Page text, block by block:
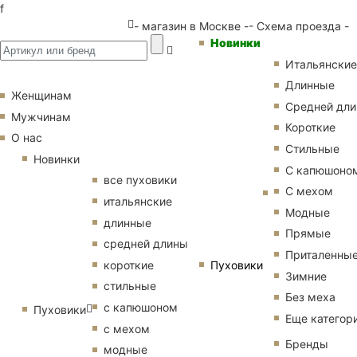
f
- магазин в Москве -- Схема проезда -
Новинки
Пуховики
Итальянские
Длинные
Средней
Короткие
Стильные
С
С мехом
Модные
Прямые
Зимние
Без меха
Еще
Бренды
Женщинам
Мужчинам
О нас
Новинки
Пуховики
все пуховики
итальянские
длинные
средней длины
короткие
стильные
с капюшоном
с мехом
модные